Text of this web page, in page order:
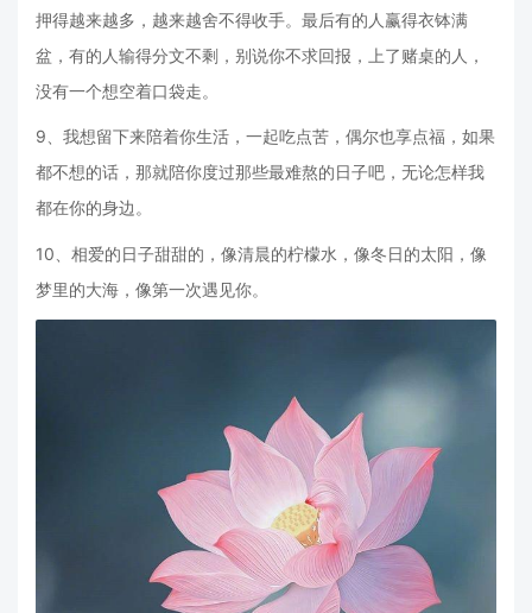
押得越来越多，越来越舍不得收手。最后有的人赢得衣钵满
盆，有的人输得分文不剩，别说你不求回报，上了赌桌的人，
没有一个想空着口袋走。
9、我想留下来陪着你生活，一起吃点苦，偶尔也享点福，如果
都不想的话，那就陪你度过那些最难熬的日子吧，无论怎样我
都在你的身边。
10、相爱的日子甜甜的，像清晨的柠檬水，像冬日的太阳，像
梦里的大海，像第一次遇见你。